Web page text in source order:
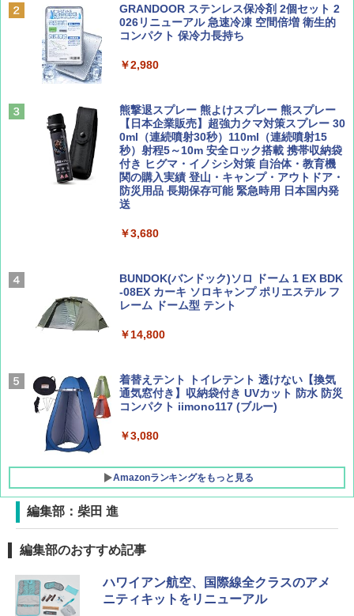
SOTO ミニマル"旅"財布 ランダム2種】
￥1,500
￥1,540
Coyote No.89 特集 星野道夫 夢見る旅
AIRLINE（エアライン）2026年9月号【特
集】ボーイング110周年を祝して！
￥1,760
力的な町 2026～2027 地球の歩き方D アジア
￥2,079
球の歩き方A ヨーロッパ
￥2,479
地球の歩き方 スター・ウォーズ
A26 地球の歩き方 チェコ ポーランド スロヴ
ァキア 2026～2027 地球の歩き方A ヨーロッ
PYKES PEAK (パイクスピーク) 着替えテン
ト プライバシー テント 【中が透けない】 1
ーチ ピクニック ポップアップテント 携帯 簡
￥4,980
ENDLESS BASE 《めざましテレビで紹介》
テント ワンタッチ RENEW 幅200 2-3人用 43
500002(88859)
￥5,999
ーティング フルクローズ メッシュ 3-4人用
簡単設置 ポップアップテント エクルベージ
ュ(BC仕様) PATC-150B(EB)
￥9,990
[キャンパーズコレクション 山善] 傘みたいに
広げるだけ パッとサッとテント キューブワ
イド ブラックコーティング フルクローズ メ
ATCW-150B エクルベージュ
GRANDOOR ステンレス保冷剤 2個セット 2
026リニューアル 急速冷凍 空間倍増 衛生的
コンパクト 保冷力長持ち
￥2,980
熊撃退スプレー 熊よけスプレー 熊スプレー
【日本企業販売】超強力クマ対策スプレー 30
0ml（連続噴射30秒）110ml（連続噴射15
秒）射程5～10m 安全ロック搭載 携帯収納袋
付き ヒグマ・イノシシ対策 自治体・教育機
関の購入実績 登山・キャンプ・アウトドア・
防災用品 長期保存可能 緊急時用 日本国内発
送
￥3,680
BUNDOK(バンドック)ソロ ドーム 1 EX BDK
-08EX カーキ ソロキャンプ ポリエステル フ
レーム ドーム型 テント
￥14,800
着替えテント トイレテント 透けない【換気
通気窓付き】収納袋付き UVカット 防水 防災
コンパクト iimono117 (ブルー)
￥3,080
Amazonランキングをもっと見る
編集部：柴田 進
編集部のおすすめ記事
ハワイアン航空、国際線全クラスのアメ
ニティキットをリニューアル